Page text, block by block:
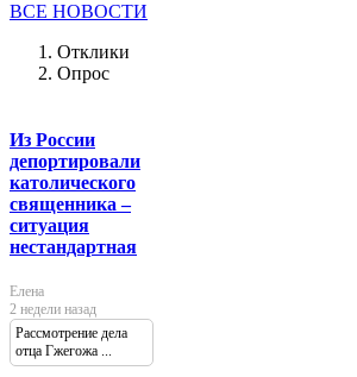
ВСЕ НОВОСТИ
Отклики
Опрос
Из России
депортировали
католического
священника –
ситуация
нестандартная
Елена
2 недели назад
Рассмотрение дела
отца Гжегожа ...